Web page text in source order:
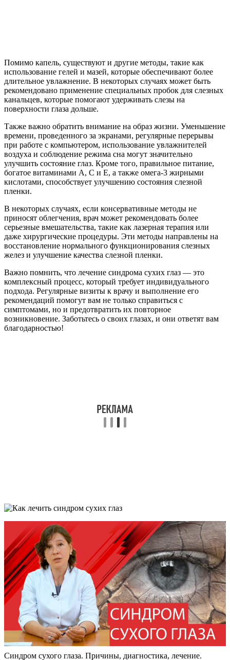
Помимо капель, существуют и другие методы, такие как
использование гелей и мазей, которые обеспечивают более
длительное увлажнение. В некоторых случаях может быть
рекомендовано применение специальных пробок для слезных
канальцев, которые помогают удерживать слезы на
поверхности глаза дольше.
Также важно обратить внимание на образ жизни. Уменьшение
времени, проведенного за экранами, регулярные перерывы
при работе с компьютером, использование увлажнителей
воздуха и соблюдение режима сна могут значительно
улучшить состояние глаз. Кроме того, правильное питание,
богатое витаминами A, C и E, а также омега-3 жирными
кислотами, способствует улучшению состояния слезной
пленки.
В некоторых случаях, если консервативные методы не
приносят облегчения, врач может рекомендовать более
серьезные вмешательства, такие как лазерная терапия или
даже хирургические процедуры. Эти методы направлены на
восстановление нормального функционирования слезных
желез и улучшение качества слезной пленки.
Важно помнить, что лечение синдрома сухих глаз — это
комплексный процесс, который требует индивидуального
подхода. Регулярные визиты к врачу и выполнение его
рекомендаций помогут вам не только справиться с
симптомами, но и предотвратить их повторное
возникновение. Заботьтесь о своих глазах, и они ответят вам
благодарностью!
Синдром сухого глаза. Причины, диагностика, лечение.